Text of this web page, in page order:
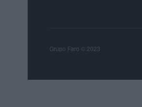
Grupo Faro © 2023